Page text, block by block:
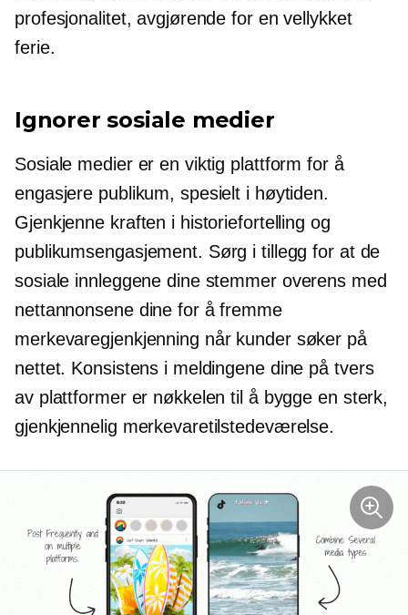
profesjonalitet, avgjørende for en vellykket
ferie.
Ignorer sosiale medier
Sosiale medier er en viktig plattform for å
engasjere publikum, spesielt i høytiden.
Gjenkjenne kraften i historiefortelling og
publikumsengasjement. Sørg i tillegg for at de
sosiale innleggene dine stemmer overens med
nettannonsene dine for å fremme
merkevaregjenkjenning når kunder søker på
nettet. Konsistens i meldingene dine på tvers
av plattformer er nøkkelen til å bygge en sterk,
gjenkjennelig merkevaretilstedeværelse.